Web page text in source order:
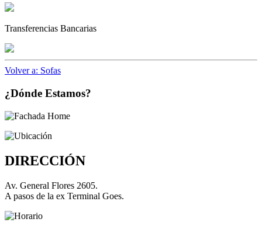
Transferencias Bancarias
Volver a: Sofas
¿Dónde Estamos?
DIRECCIÓN
Av. General Flores 2605.
A pasos de la ex Terminal Goes.